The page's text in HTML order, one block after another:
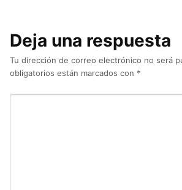
Deja una respuesta
Tu dirección de correo electrónico no será
obligatorios están marcados con *